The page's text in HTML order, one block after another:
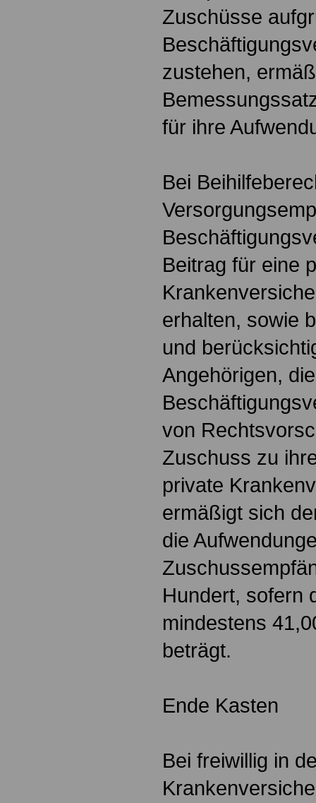
Zuschüsse
zustehen,
für ihre
Bei
Beitrag für eine
erhalten, sowie
und
Angehörigen,
von
Zuschuss zu
private
ermäßigt sich
die
Hundert, sofern
mindestens
beträgt.
Ende Kasten
Bei freiwillig in